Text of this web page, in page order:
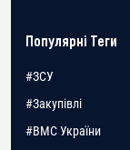
Популярні Теги
#ЗСУ
#Закупівлі
#ВМС України